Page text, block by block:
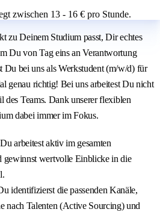
zwischen 13 - 16 € pro Stunde.
zu Deinem Studium passt, Dir echtes
Du von Tag eins an Verantwortung
Du bei uns als Werkstudent (m/w/d) für
genau richtig! Bei uns arbeitest Du nicht
des Teams. Dank unserer flexiblen
dabei immer im Fokus.
Du arbeitest aktiv im gesamten
gewinnst wertvolle Einblicke in die
identifizierst die passenden Kanäle,
nach Talenten (Active Sourcing) und